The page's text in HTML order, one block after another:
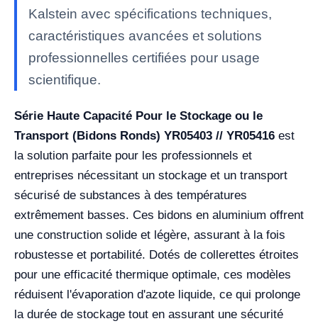
Kalstein avec spécifications techniques,
caractéristiques avancées et solutions
professionnelles certifiées pour usage
scientifique.
Série Haute Capacité Pour le Stockage ou le
Transport (Bidons Ronds) YR05403 // YR05416 est
la solution parfaite pour les professionnels et
entreprises nécessitant un stockage et un transport
sécurisé de substances à des températures
extrêmement basses. Ces bidons en aluminium offrent
une construction solide et légère, assurant à la fois
robustesse et portabilité. Dotés de collerettes étroites
pour une efficacité thermique optimale, ces modèles
réduisent l'évaporation d'azote liquide, ce qui prolonge
la durée de stockage tout en assurant une sécurité